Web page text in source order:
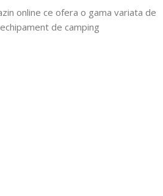
online ce ofera o gama variata de
de camping